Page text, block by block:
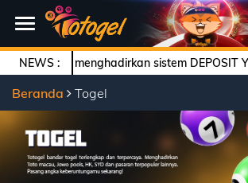
SELAMAT DATANG
Beranda
Togel
Live
NEWS :
TOTOGEL menghadirkan sistem DEPOSIT
Beranda Togel